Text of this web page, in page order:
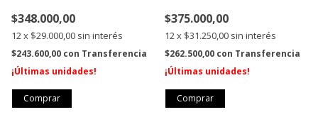
$348.000,00
12x $29.000,00 sin interés
$243.600,00 con Transferencia
¡Últimas unidades!
$375.000,00
12x $31.250,00 sin interés
$262.500,00 con Transferencia
¡Últimas unidades!